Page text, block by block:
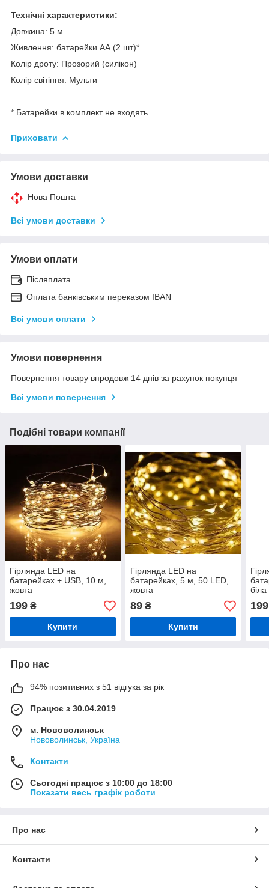
Технічні характеристики:
Довжина: 5 м
Живлення: батарейки АА (2 шт)*
Колір дроту: Прозорий (силікон)
Колір світіння: Мульти
* Батарейки в комплект не входять
Приховати
Умови доставки
Нова Пошта
Всі умови доставки
Умови оплати
Післяплата
Оплата банківським переказом IBAN
Всі умови оплати
Умови повернення
Повернення товару впродовж 14 днів за рахунок покупця
Всі умови повернення
Подібні товари компанії
Гірлянда LED на
батарейках + USB, 10 м,
жовта
199 ₴
Купити
Гірлянда LED на
батарейках, 5 м, 50 LED,
жовта
89₴
Купити
біла
199
Про нас
94% позитивних з 51 відгука за рік
Працює з 30.04.2019
м. Нововолинськ
Нововолинськ, Україна
Контакти
Сьогодні працює з 10:00 до 18:00
Показати весь графік роботи
Про нас
Контакти